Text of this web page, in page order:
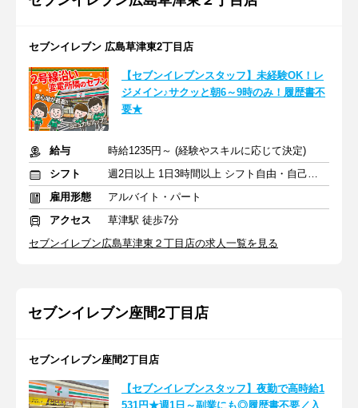
セブンイレブン 広島草津東2丁目店
【セブンイレブンスタッフ】未経験OK！レ
ジメイン♪サクッと朝6～9時のみ！履歴書不
要★
給与
時給1235円～ (経験やスキルに応じて決定)
シフト
週2日以上 1日3時間以上 シフト自由・自己申告
雇用形態
アルバイト・パート
アクセス
草津駅 徒歩7分
セブンイレブン広島草津東２丁目店の求人一覧を見る
セブンイレブン座間2丁目店
セブンイレブン座間2丁目店
【セブンイレブンスタッフ】夜勤で高時給1
531円★週1日～副業にも◎履歴書不要／入